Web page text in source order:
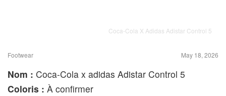
Coca-Cola X Adidas Adistar Control 5
Footwear May 18, 2026
Nom : Coca-Cola x adidas Adistar Control 5
Coloris : À confirmer